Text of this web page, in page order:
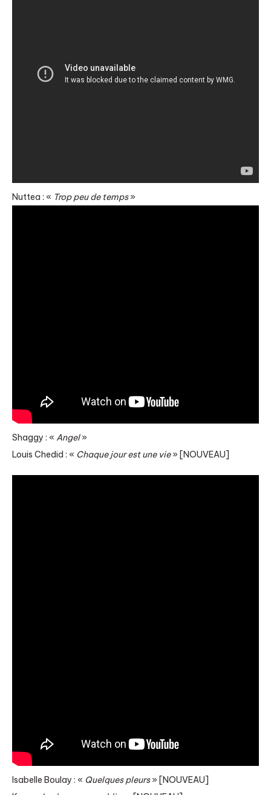
Nuttea : « Trop peu de temps»
Shaggy : « Angel»
Louis Chedid : « Chaque jour est une vie» [NOUVEAU]
Isabelle Boulay : « Quelques pleurs» [NOUVEAU]